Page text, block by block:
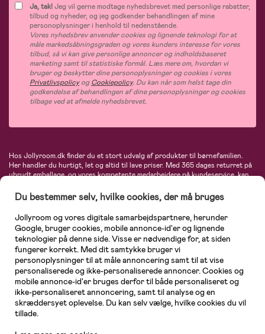
Ja, tak!Jeg vil gerne modtage nyhedsbrevet med personlige rabatter,
tilbud og nyheder, og jeg godkender behandlingen af mine
personoplysninger i henhold til nedenstående.
Vores nyhedsbrev anvender cookies og lignende teknologi for at
måle markedsåbningsgraden og vores kunders interesse for vores
tilbud, så vi kan give personlige annoncer og indholdsbaseret
marketing samt til statistiske formål. Læs mere om, hvordan vi
bruger og beskytter dine personoplysninger og cookies i vores
PrivatlivspolicyogCookiepolicy. Du kan når som helst tage din
godkendelse af behandlingen af dine personoplysninger og cookies
tilbage ved at afmelde nyhedsbrevet.
Hos Jollyroom.dk finder du et stort udvalg af produkter til børnefamilien.
Her handler du hurtigt, let og altid til lave priser. Med 365 dages returret på
ubrudt emballage, og vores kompetente medarbejdere på kundeservice, kan
barnevogne, autostole, børne- og babytøj, produkter til gravide og ammende
mødre, indretning og inspiration, legetøj, babyudstyr og meget mere. Vi
tilbyder produkter fra velkendte varemærker som Britax, Maxi-Cosi, Baby
Jogger, BabyBjörn, Didriksons, KidKraft, Ergobaby, Phillips Avent, Neonate,
Cybex, LEGO og mange flere. Kort sagt - et kæmpe sortiment venter på dig!
Du bestemmer selv, hvilke cookies, der må bruges
Jollyroom og vores digitale samarbejdspartnere, herunder
Google, bruger cookies, mobile annonce-id'er og lignende
teknologier på denne side. Visse er nødvendige for, at siden
fungerer korrekt. Med dit samtykke bruger vi
personoplysninger til at måle annoncering samt til at vise
personaliserede og ikke-personaliserede annoncer. Cookies og
mobile annonce-id'er bruges derfor til både personaliseret og
ikke-personaliseret annoncering, samt til analyse og en
skræddersyet oplevelse. Du kan selv vælge, hvilke cookies du vil
tillade.